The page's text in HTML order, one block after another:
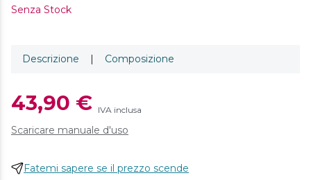
Senza Stock
Descrizione | Composizione
43,90 € IVA inclusa
Scaricare manuale d'uso
Fatemi sapere se il prezzo scende